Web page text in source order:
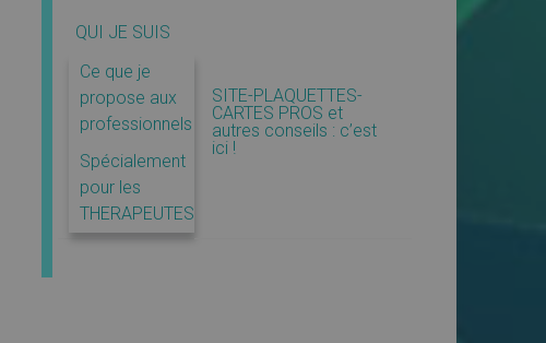
QUI JE SUIS
Ce que je
propose aux
professionnels
Spécialement
pour les
THERAPEUTES
SITE-PLAQUETTES-
CARTES PROS et
autres conseils : c’est
ici !